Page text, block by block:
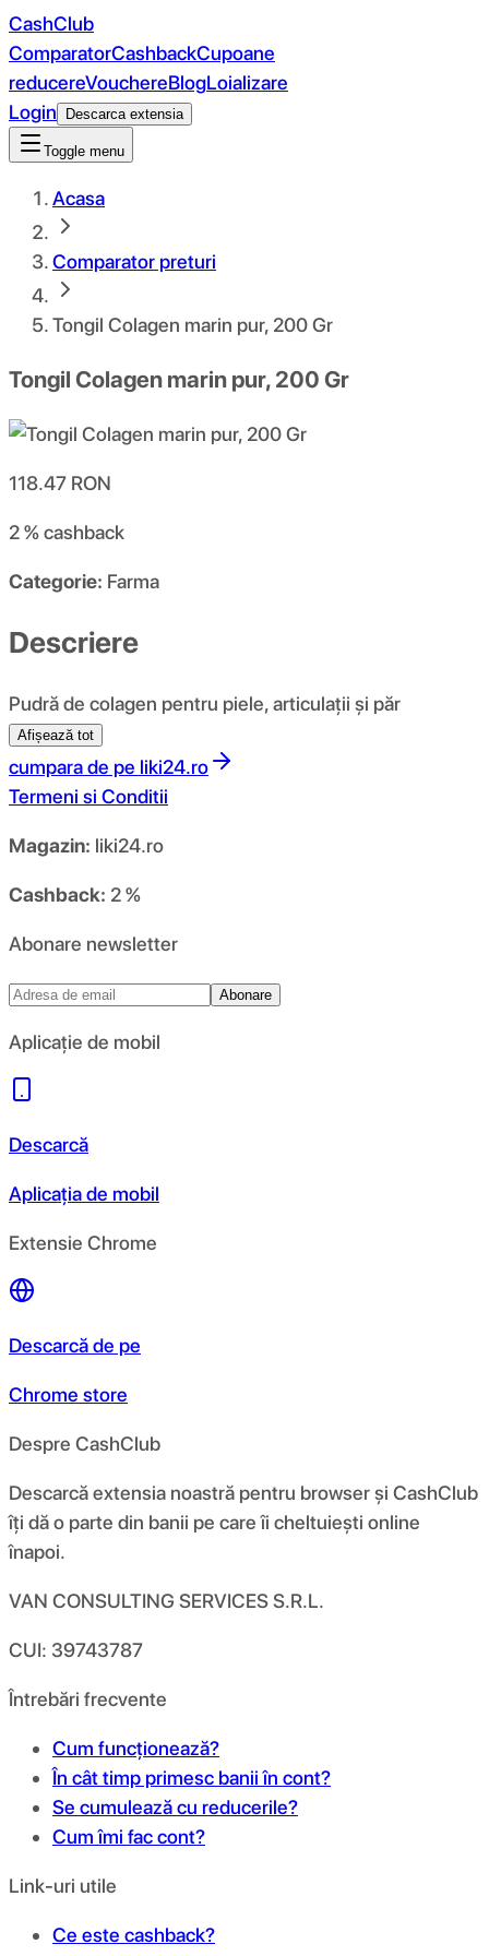
CashClub
ComparatorCashbackCupoane
reducereVouchereBlogLoializare
Login
Descarca extensia
Toggle menu
Acasa
Comparator preturi
Tongil Colagen marin pur, 200 Gr
Tongil Colagen marin pur, 200 Gr
118.47 RON
2 %cashback
Categorie: Farma
Descriere
Pudră de colagen pentru piele, articulații și păr
Afișează tot
cumpara de pe liki24.ro
Termeni si Conditii
Magazin: liki24.ro
Cashback: 2 %
Abonare newsletter
Abonare
Aplicație de mobil
Descarcă
Aplicația de mobil
Extensie Chrome
Descarcă de pe
Chrome store
Despre CashClub
Descarcă extensia noastră pentru browser și CashClub
îți dă o parte din banii pe care îi cheltuiești online
înapoi.
VAN CONSULTING SERVICES S.R.L.
CUI: 39743787
Întrebări frecvente
Cum funcționează?
În cât timp primesc banii în cont?
Se cumulează cu reducerile?
Cum îmi fac cont?
Link-uri utile
Ce este cashback?